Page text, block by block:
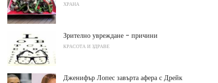
ХРАНА
Зрително увреждане - причини
КРАСОТА И ЗДРАВЕ
Дженифър Лопес завърта афера с Дрейк